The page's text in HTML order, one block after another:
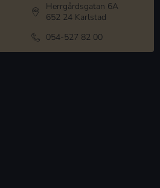
Herrgårdsgatan 6A
652 24 Karlstad
054-527 82 00